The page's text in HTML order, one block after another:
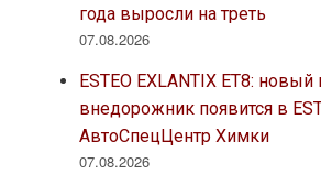
года выросли на треть
07.08.2026
ESTEO EXLANTIX ET8:
внедорожник появится в
АвтоСпецЦентр Химки
07.08.2026